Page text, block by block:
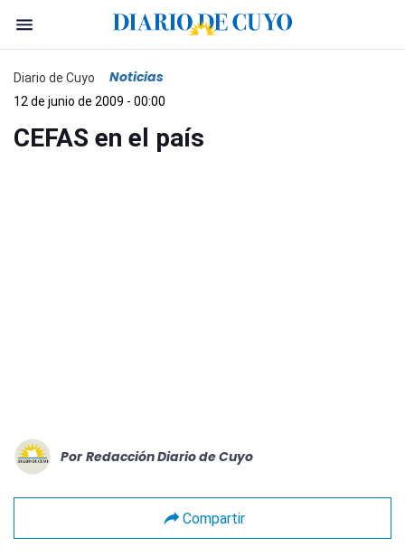
Diario de Cuyo Noticias
12 de junio de 2009 - 00:00
CEFAS en el país
Por Redacción Diario de Cuyo
Compartir